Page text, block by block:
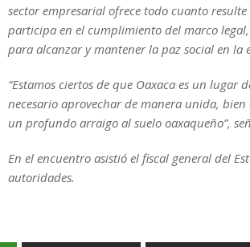
sector empresarial ofrece todo cuanto
participa en el cumplimiento del marco
para alcanzar y mantener la paz social en la
“Estamos ciertos de que Oaxaca es un
necesario aprovechar de manera unida,
un profundo arraigo al suelo oaxaqueño”,
En el encuentro asistió el fiscal general del
autoridades.